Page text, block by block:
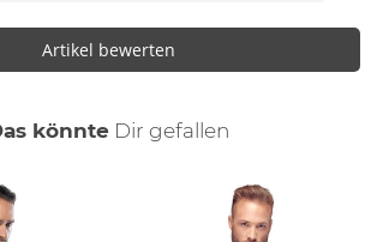
Artikel bewerten
könnte Dir auch
gefallen